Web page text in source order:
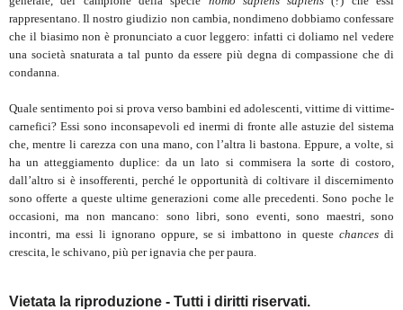
rappresentano. Il nostro giudizio non cambia, nondimeno dobbiamo confessare
che il biasimo non è pronunciato a cuor leggero: infatti ci doliamo nel vedere
una società snaturata a tal punto da essere più degna di compassione che di
condanna.
Quale sentimento poi si prova verso bambini ed adolescenti, vittime di vittime-
carnefici? Essi sono inconsapevoli ed inermi di fronte alle astuzie del sistema
che, mentre li carezza con una mano, con l’altra li bastona. Eppure, a volte, si
ha un atteggiamento duplice: da un lato si commisera la sorte di costoro,
dall’altro si è insofferenti, perché le opportunità di coltivare il discernimento
sono offerte a queste ultime generazioni come alle precedenti. Sono poche le
occasioni, ma non mancano: sono libri, sono eventi, sono maestri, sono
incontri, ma essi li ignorano oppure, se si imbattono in questechances di
crescita, le schivano, più per ignavia che per paura.
Vietata la riproduzione - Tutti i diritti riservati.